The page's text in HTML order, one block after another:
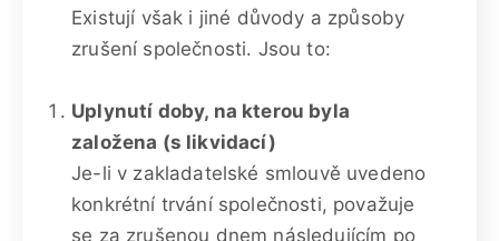
Existují však i jiné důvody a způsoby
zrušení společnosti. Jsou to:
Uplynutí doby, na kterou byla
založena (s likvidací)
Je-li v zakladatelské smlouvě uvedeno
konkrétní trvání společnosti, považuje
se za zrušenou dnem následujícím po